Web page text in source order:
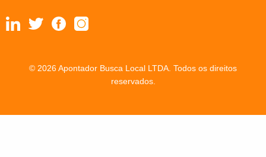
© 2026 Apontador Busca Local LTDA. Todos os direitos
reservados.